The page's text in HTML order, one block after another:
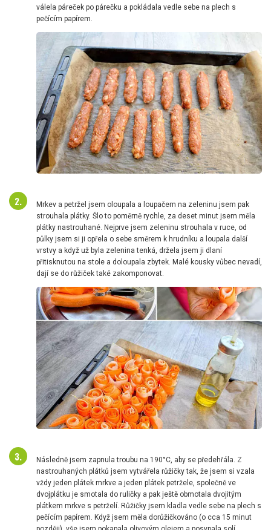
válela páreček po párečku a pokládala vedle sebe na plech s
pečícím papírem.
Mrkev a petržel jsem oloupala a loupačem na zeleninu jsem pak
strouhala plátky. Šlo to poměrně rychle, za deset minut jsem měla
plátky nastrouhané. Nejprve jsem zeleninu strouhala v ruce, od
půlky jsem si ji opřela o sebe směrem k hrudníku a loupala další
vrstvy a když už byla zelenina tenká, držela jsem ji dlaní
přitisknutou na stole a doloupala zbytek. Malé kousky vůbec nevadí,
dají se do růžiček také zakomponovat.
Následně jsem zapnula troubu na 190°C, aby se předehřála. Z
nastrouhaných plátků jsem vytvářela růžičky tak, že jsem si vzala
vždy jeden plátek mrkve a jeden plátek petržele, společně ve
dvojplátku je smotala do ruličky a pak ještě obmotala dvojitým
plátkem mrkve s petrželí. Růžičky jsem kladla vedle sebe na plech s
pečícím papírem. Když jsem měla dorůžičkováno (o cca 15 minut